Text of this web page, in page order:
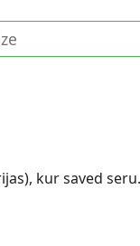
kur saved seru.